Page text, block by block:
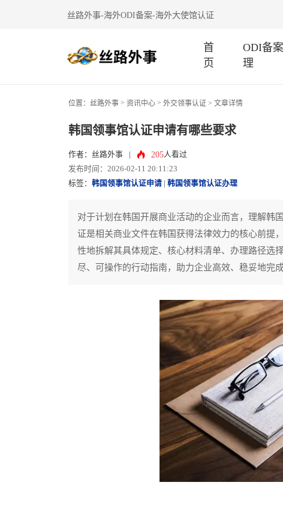
丝路外事-海外ODI备案-海外大使馆认证
首
页
ODI备
理
位置： 丝路外事 > 资讯中心 > 外交领事认证 > 文章详情
韩国领事馆认证申请有哪些要求
作者：丝路外事 205人看过
发布时间：2026-02-11 20:11:23
标签： 韩国领事馆认证申请 韩国领事馆认证办理
对于计划在韩国开展商业活动的企业而言，理解韩
证是相关商业文件在韩国获得法律效力的核心前提
性地拆解其具体规定、核心材料清单、办理路径选
尽、可操作的行动指南，助力企业高效、稳妥地完